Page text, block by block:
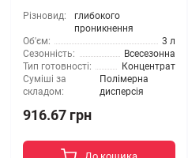
Різновид:
глибокого
проникнення
Об'єм:
3 л
Сезонність:
Всесезонна
Тип готовності:
Концентрат
Суміші за
складом:
Полімерна
дисперсія
916.67 грн